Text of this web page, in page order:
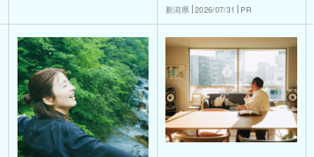
新潟県 2026/07/31 PR